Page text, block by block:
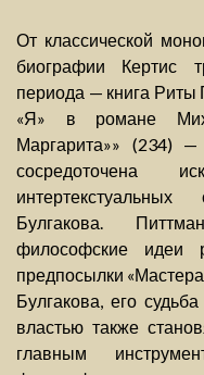
От классической
биографии Кертис
периода — книга Риты
«Я» в романе
Маргарита»» (234)
сосредоточена
Булгакова.
философские идеи
предпосылки
Булгакова, его
властью также
главным